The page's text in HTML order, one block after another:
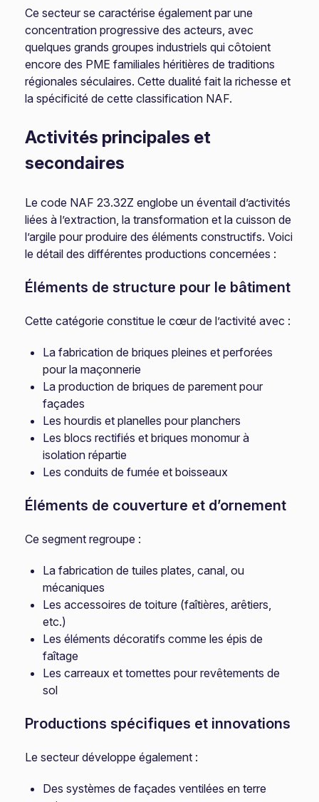
Ce secteur se caractérise également par une
concentration progressive des acteurs, avec
quelques grands groupes industriels qui côtoient
encore des PME familiales héritières de traditions
régionales séculaires. Cette dualité fait la richesse et
la spécificité de cette classification NAF.
Activités principales et
secondaires
Le code NAF 23.32Z englobe un éventail d’activités
liées à l’extraction, la transformation et la cuisson de
l’argile pour produire des éléments constructifs. Voici
le détail des différentes productions concernées :
Éléments de structure pour le bâtiment
Cette catégorie constitue le cœur de l’activité avec :
La fabrication de briques pleines et perforées
pour la maçonnerie
La production de briques de parement pour
façades
Les hourdis et planelles pour planchers
Les blocs rectifiés et briques monomur à
isolation répartie
Les conduits de fumée et boisseaux
Éléments de couverture et d’ornement
Ce segment regroupe :
La fabrication de tuiles plates, canal, ou
mécaniques
Les accessoires de toiture (faîtières, arêtiers,
etc.)
Les éléments décoratifs comme les épis de
faîtage
Les carreaux et tomettes pour revêtements de
sol
Productions spécifiques et innovations
Le secteur développe également :
Des systèmes de façades ventilées en terre